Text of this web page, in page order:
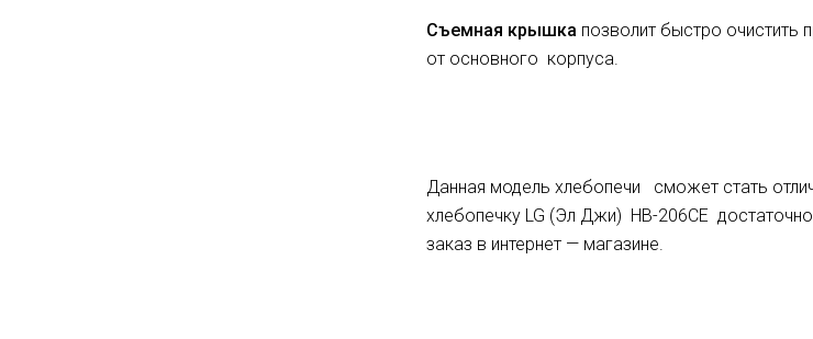
Съемная крышка позволит быстро очистить
от основного корпуса.
Данная модель хлебопечи сможет стать
хлебопечку LG (Эл Джи) HB-206CE
заказ в интернет — магазине.